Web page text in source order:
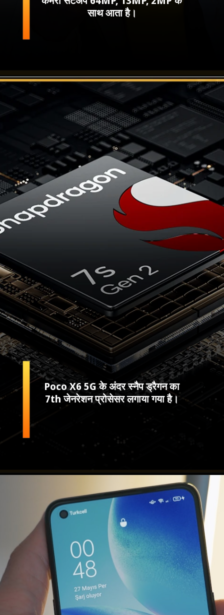
साथ आता है।
Poco X6 5G के अंदर स्नैप ड्रैगन का
7th जेनरेशन प्रोसेसर लगाया गया है।